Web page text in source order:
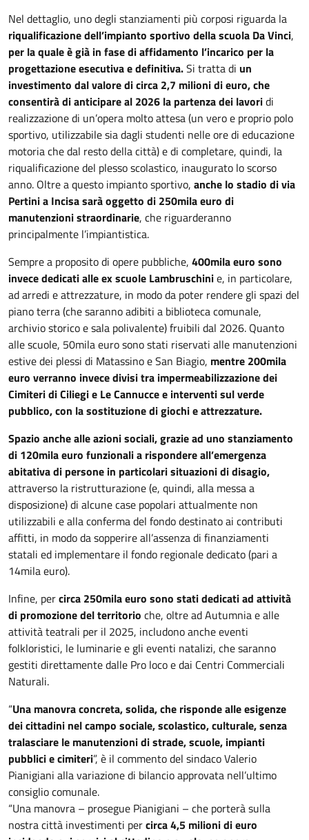
Nel dettaglio, uno degli stanziamenti più corposi riguarda la
riqualificazione dell’impianto sportivo della scuola Da Vinci,
per la quale è già in fase di affidamento l’incarico per la
progettazione esecutiva e definitiva.Si tratta di un
investimento dal valore di circa 2,7 milioni di euro, che
consentirà di anticipare al 2026 la partenza dei lavoridi
realizzazione di un’opera molto attesa (un vero e proprio polo
sportivo, utilizzabile sia dagli studenti nelle ore di educazione
motoria che dal resto della città) e di completare, quindi, la
riqualificazione del plesso scolastico, inaugurato lo scorso
anno. Oltre a questo impianto sportivo, anche lo stadio di via
Pertini a Incisa sarà oggetto di 250mila euro di
manutenzioni straordinarie, che riguarderanno
principalmente l’impiantistica.
Sempre a proposito di opere pubbliche, 400mila euro sono
invece dedicati alle ex scuole Lambruschinie, in particolare,
ad arredi e attrezzature, in modo da poter rendere gli spazi del
piano terra (che saranno adibiti a biblioteca comunale,
archivio storico e sala polivalente) fruibili dal 2026. Quanto
alle scuole, 50mila euro sono stati riservati alle manutenzioni
estive dei plessi di Matassino e San Biagio, mentre 200mila
euro verranno invece divisi tra impermeabilizzazione dei
Cimiteri di Ciliegi e Le Cannucce e interventi sul verde
pubblico, con la sostituzione di giochi e attrezzature.
Spazio anche alle azioni sociali, grazie ad uno stanziamento
di 120mila euro funzionali a rispondere all’emergenza
abitativa di persone in particolari situazioni di disagio,
attraverso la ristrutturazione (e, quindi, alla messa a
disposizione) di alcune case popolari attualmente non
utilizzabili e alla conferma del fondo destinato ai contributi
affitti, in modo da sopperire all’assenza di finanziamenti
statali ed implementare il fondo regionale dedicato (pari a
14mila euro).
Infine, percirca 250mila euro sono stati dedicati ad attività
di promozione del territorio che, oltre ad Autumnia e alle
attività teatrali per il 2025, includono anche eventi
folkloristici, le luminarie e gli eventi natalizi, che saranno
gestiti direttamente dalle Pro loco e dai Centri Commerciali
Naturali.
“Una manovra concreta, solida, che risponde alle esigenze
dei cittadini nel campo sociale, scolastico, culturale, senza
tralasciare le manutenzioni di strade, scuole, impianti
pubblici e cimiteri”, è il commento del sindaco Valerio
Pianigiani alla variazione di bilancio approvata nell’ultimo
consiglio comunale.
“Una manovra – prosegue Pianigiani – che porterà sulla
nostra città investimenti percirca 4,5 milioni di euro